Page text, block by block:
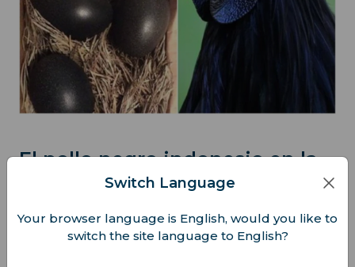
El pollo negro indonesio en la
cocina y la cultura
Una exquisitez culinaria
Switch Language
Your browser language is English, would you like to
switch the site language to English?